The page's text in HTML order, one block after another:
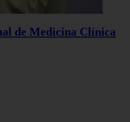
de Medicina Clínica